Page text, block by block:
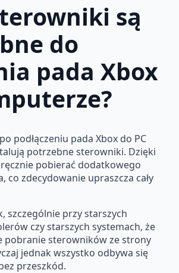
są
do
pada Xbox
podłączeniu pada Xbox do PC
potrzebne sterowniki. Dzięki
pobierać dodatkowego
co zdecydowanie upraszcza cały
szczególnie przy starszych
czy starszych systemach, że
pobranie sterowników ze strony
jednak wszystko odbywa się
przeszkód.